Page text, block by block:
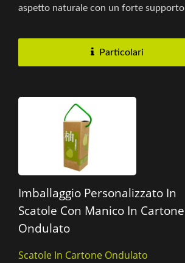
aspetto naturale con un forte supporto
Particolari
Imballaggio Personalizzato In
Scatole Con Manico In Cartone
Ondulato
Scatole In Cartone Ondulato